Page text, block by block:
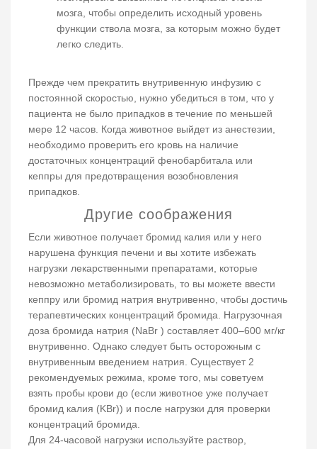
мозга, чтобы определить исходный уровень
функции ствола мозга, за которым можно будет
легко следить.
Прежде чем прекратить внутривенную инфузию с
постоянной скоростью, нужно убедиться в том, что у
пациента не было припадков в течение по меньшей
мере 12 часов. Когда животное выйдет из анестезии,
необходимо проверить его кровь на наличие
достаточных концентраций фенобарбитала или
кеппры для предотвращения возобновления
припадков.
Другие соображения
Если животное получает бромид калия или у него
нарушена функция печени и вы хотите избежать
нагрузки лекарственными препаратами, которые
невозможно метаболизировать, то вы можете ввести
кеппру или бромид натрия внутривенно, чтобы достичь
терапевтических концентраций бромида. Нагрузочная
доза бромида натрия (NaBr ) составляет 400–600 мг/кг
внутривенно. Однако следует быть осторожным с
внутривенным введением натрия. Существует 2
рекомендуемых режима, кроме того, мы советуем
взять пробы крови до (если животное уже получает
бромид калия (KBr)) и после нагрузки для проверки
концентраций бромида.
Для 24-часовой нагрузки используйте раствор,